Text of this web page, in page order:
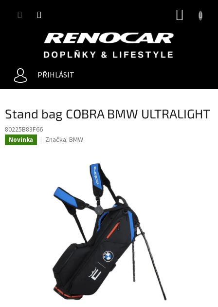
PŘIHLÁSIT
Stand bag COBRA BMW ULTRALIGHT
80225B83F66
Novinka Značka: BMW